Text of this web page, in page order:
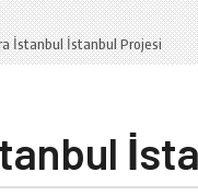
İstanbul İstanbul